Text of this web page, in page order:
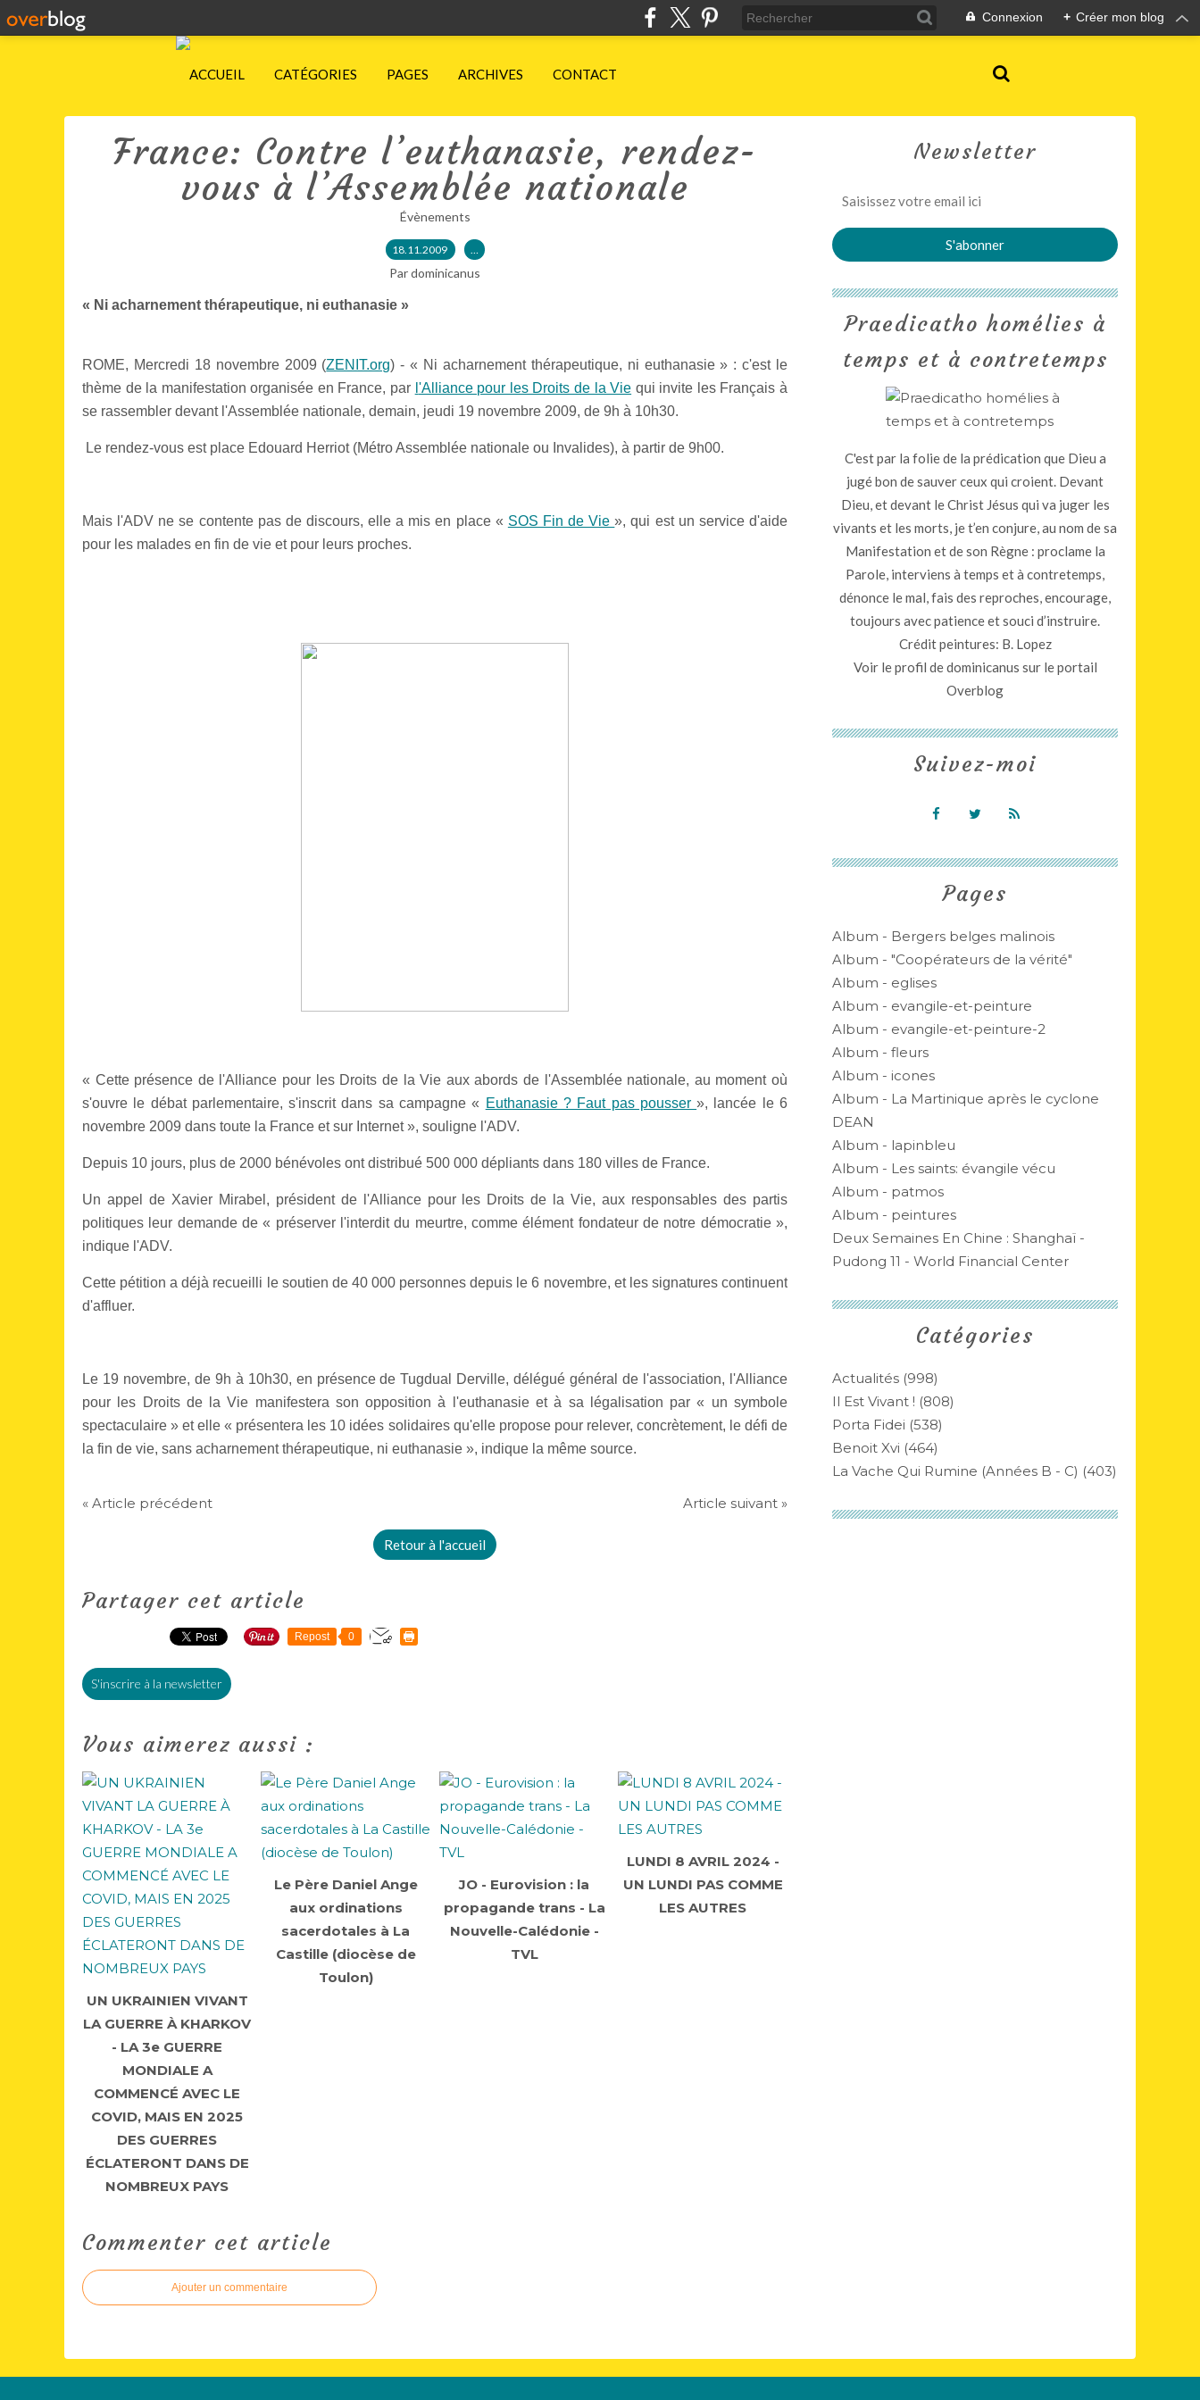
Connexion + Créer mon blog
ACCUEIL CATÉGORIES PAGES ARCHIVES CONTACT
France: Contre l’euthanasie, rendez-
vous à l’Assemblée nationale
Évènements
18.11.2009 …
Par dominicanus
« Ni acharnement thérapeutique, ni euthanasie »
ROME, Mercredi 18 novembre 2009 (ZENIT.org) - « Ni acharnement thérapeutique, ni euthanasie » : c'est le
thème de la manifestation organisée en France, par 'Alliance pour les Droits de la Vie qui invite les Français à
se rassembler devant l'Assemblée nationale, demain, jeudi 19 novembre 2009, de 9h à 10h30.
Le rendez-vous est place Edouard Herriot (Métro Assemblée nationale ou Invalides), à partir de 9h00.
Mais l'ADV ne se contente pas de discours, elle a mis en place « SOS Fin de Vie», qui est un service d'aide
pour les malades en fin de vie et pour leurs proches.
« Cette présence de l'Alliance pour les Droits de la Vie aux abords de l'Assemblée nationale, au moment où
s'ouvre le débat parlementaire, s'inscrit dans sa campagne « Euthanasie ? Faut pas pousser», lancée le 6
novembre 2009 dans toute la France et sur Internet », souligne l'ADV.
Depuis 10 jours, plus de 2000 bénévoles ont distribué 500 000 dépliants dans 180 villes de France.
Un appel de Xavier Mirabel, président de l'Alliance pour les Droits de la Vie, aux responsables des partis
politiques leur demande de « préserver l'interdit du meurtre, comme élément fondateur de notre démocratie »,
indique l'ADV.
Cette pétition a déjà recueilli le soutien de 40 000 personnes depuis le 6 novembre, et les signatures continuent
d'affluer.
Le 19 novembre, de 9h à 10h30, en présence de Tugdual Derville, délégué général de l'association, l'Alliance
pour les Droits de la Vie manifestera son opposition à l'euthanasie et à sa légalisation par « un symbole
spectaculaire » et elle « présentera les 10 idées solidaires qu'elle propose pour relever, concrètement, le défi de
la fin de vie, sans acharnement thérapeutique, ni euthanasie », indique la même source.
« Article précédent Article suivant »
Retour à l'accueil
Partager cet article
Repost 0
S'inscrire à la newsletter
Vous aimerez aussi :
UN UKRAINIEN VIVANT
LA GUERRE À KHARKOV
- LA 3e GUERRE
MONDIALE A
COMMENCÉ AVEC LE
COVID, MAIS EN 2025
DES GUERRES
ÉCLATERONT DANS DE
NOMBREUX PAYS
Le Père Daniel Ange
aux ordinations
sacerdotales à La
Castille (diocèse de
Toulon)
JO - Eurovision : la
propagande trans - La
Nouvelle-Calédonie -
TVL
LUNDI 8 AVRIL 2024 -
UN LUNDI PAS COMME
LES AUTRES
Commenter cet article
Ajouter un commentaire
Newsletter
Catégories
Actualités (998)
Il Est Vivant ! (808)
Porta Fidei (538)
Benoit Xvi (464)
La Vache Qui Rumine (années B - C) (403)
Pages
Album - Bergers belges malinois
Album - "Coopérateurs de la vérité"
Album - eglises
Album - evangile-et-peinture
Album - evangile-et-peinture-2
Album - fleurs
Album - icones
Album - La Martinique après le cyclone
DEAN
Album - lapinbleu
Album - Les saints: évangile vécu
Album - patmos
Album - peintures
Deux Semaines En Chine : Shanghaï -
Pudong 11 - World Financial Center
Praedicatho homélies à
temps et à contretemps
C'est par la folie de la prédication que Dieu a
jugé bon de sauver ceux qui croient. Devant
Dieu, et devant le Christ Jésus qui va juger les
vivants et les morts, je t’en conjure, au nom de sa
Manifestation et de son Règne : proclame la
Parole, interviens à temps et à contretemps,
dénonce le mal, fais des reproches, encourage,
toujours avec patience et souci d’instruire.
Crédit peintures: B. Lopez
Voir le profil dedominicanus sur le portail
Overblog
Suivez-moi